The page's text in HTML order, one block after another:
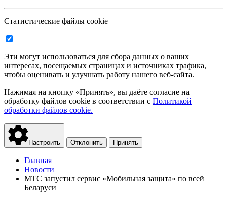
Статистические файлы cookie
Эти могут использоваться для сбора данных о ваших
интересах, посещаемых страницах и источниках трафика,
чтобы оценивать и улучшать работу нашего веб-сайта.
Нажимая на кнопку «Принять», вы даёте согласие на
обработку файлов cookie в соответствии с Политикой
обработки файлов cookie.
Настроить Отклонить Принять
Главная
Новости
МТС запустил сервис «Мобильная защита» по всей
Беларуси